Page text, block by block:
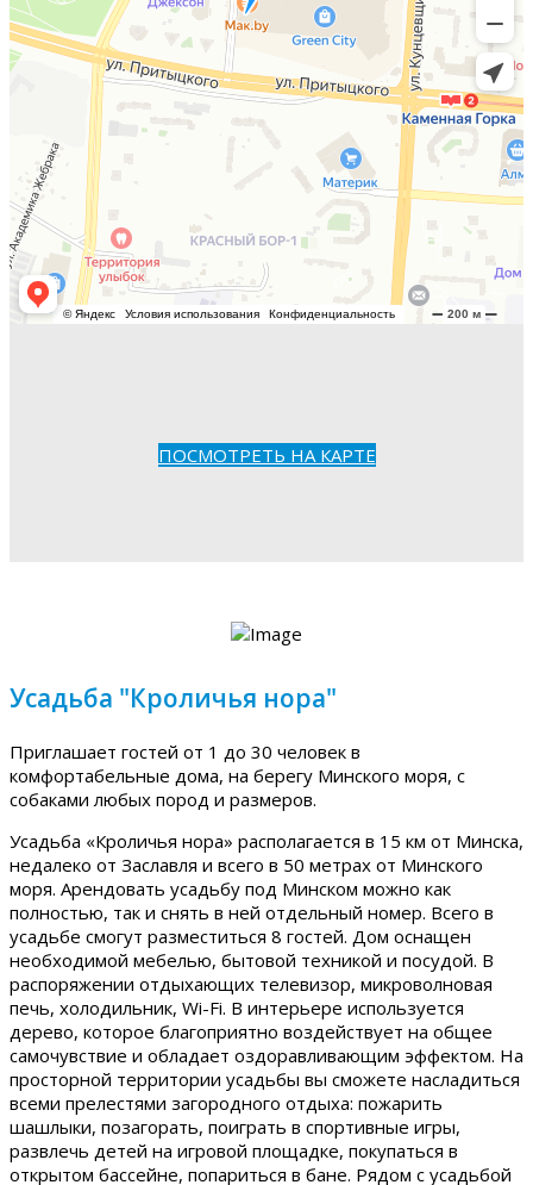
ПОСМОТРЕТЬ НА КАРТЕ
Усадьба "Кроличья нора"
Приглашает гостей от 1 до 30 человек в
комфортабельные дома, на берегу Минского моря, с
собаками любых пород и размеров.
Усадьба «Кроличья нора» располагается в 15 км от Минска,
недалеко от Заславля и всего в 50 метрах от Минского
моря. Арендовать усадьбу под Минском можно как
полностью, так и снять в ней отдельный номер. Всего в
усадьбе смогут разместиться 8 гостей. Дом оснащен
необходимой мебелью, бытовой техникой и посудой. В
распоряжении отдыхающих телевизор, микроволновая
печь, холодильник, Wi-Fi. В интерьере используется
дерево, которое благоприятно воздействует на общее
самочувствие и обладает оздоравливающим эффектом. На
просторной территории усадьбы вы сможете насладиться
всеми прелестями загородного отдыха: пожарить
шашлыки, позагорать, поиграть в спортивные игры,
развлечь детей на игровой площадке, покупаться в
открытом бассейне, попариться в бане. Рядом с усадьбой